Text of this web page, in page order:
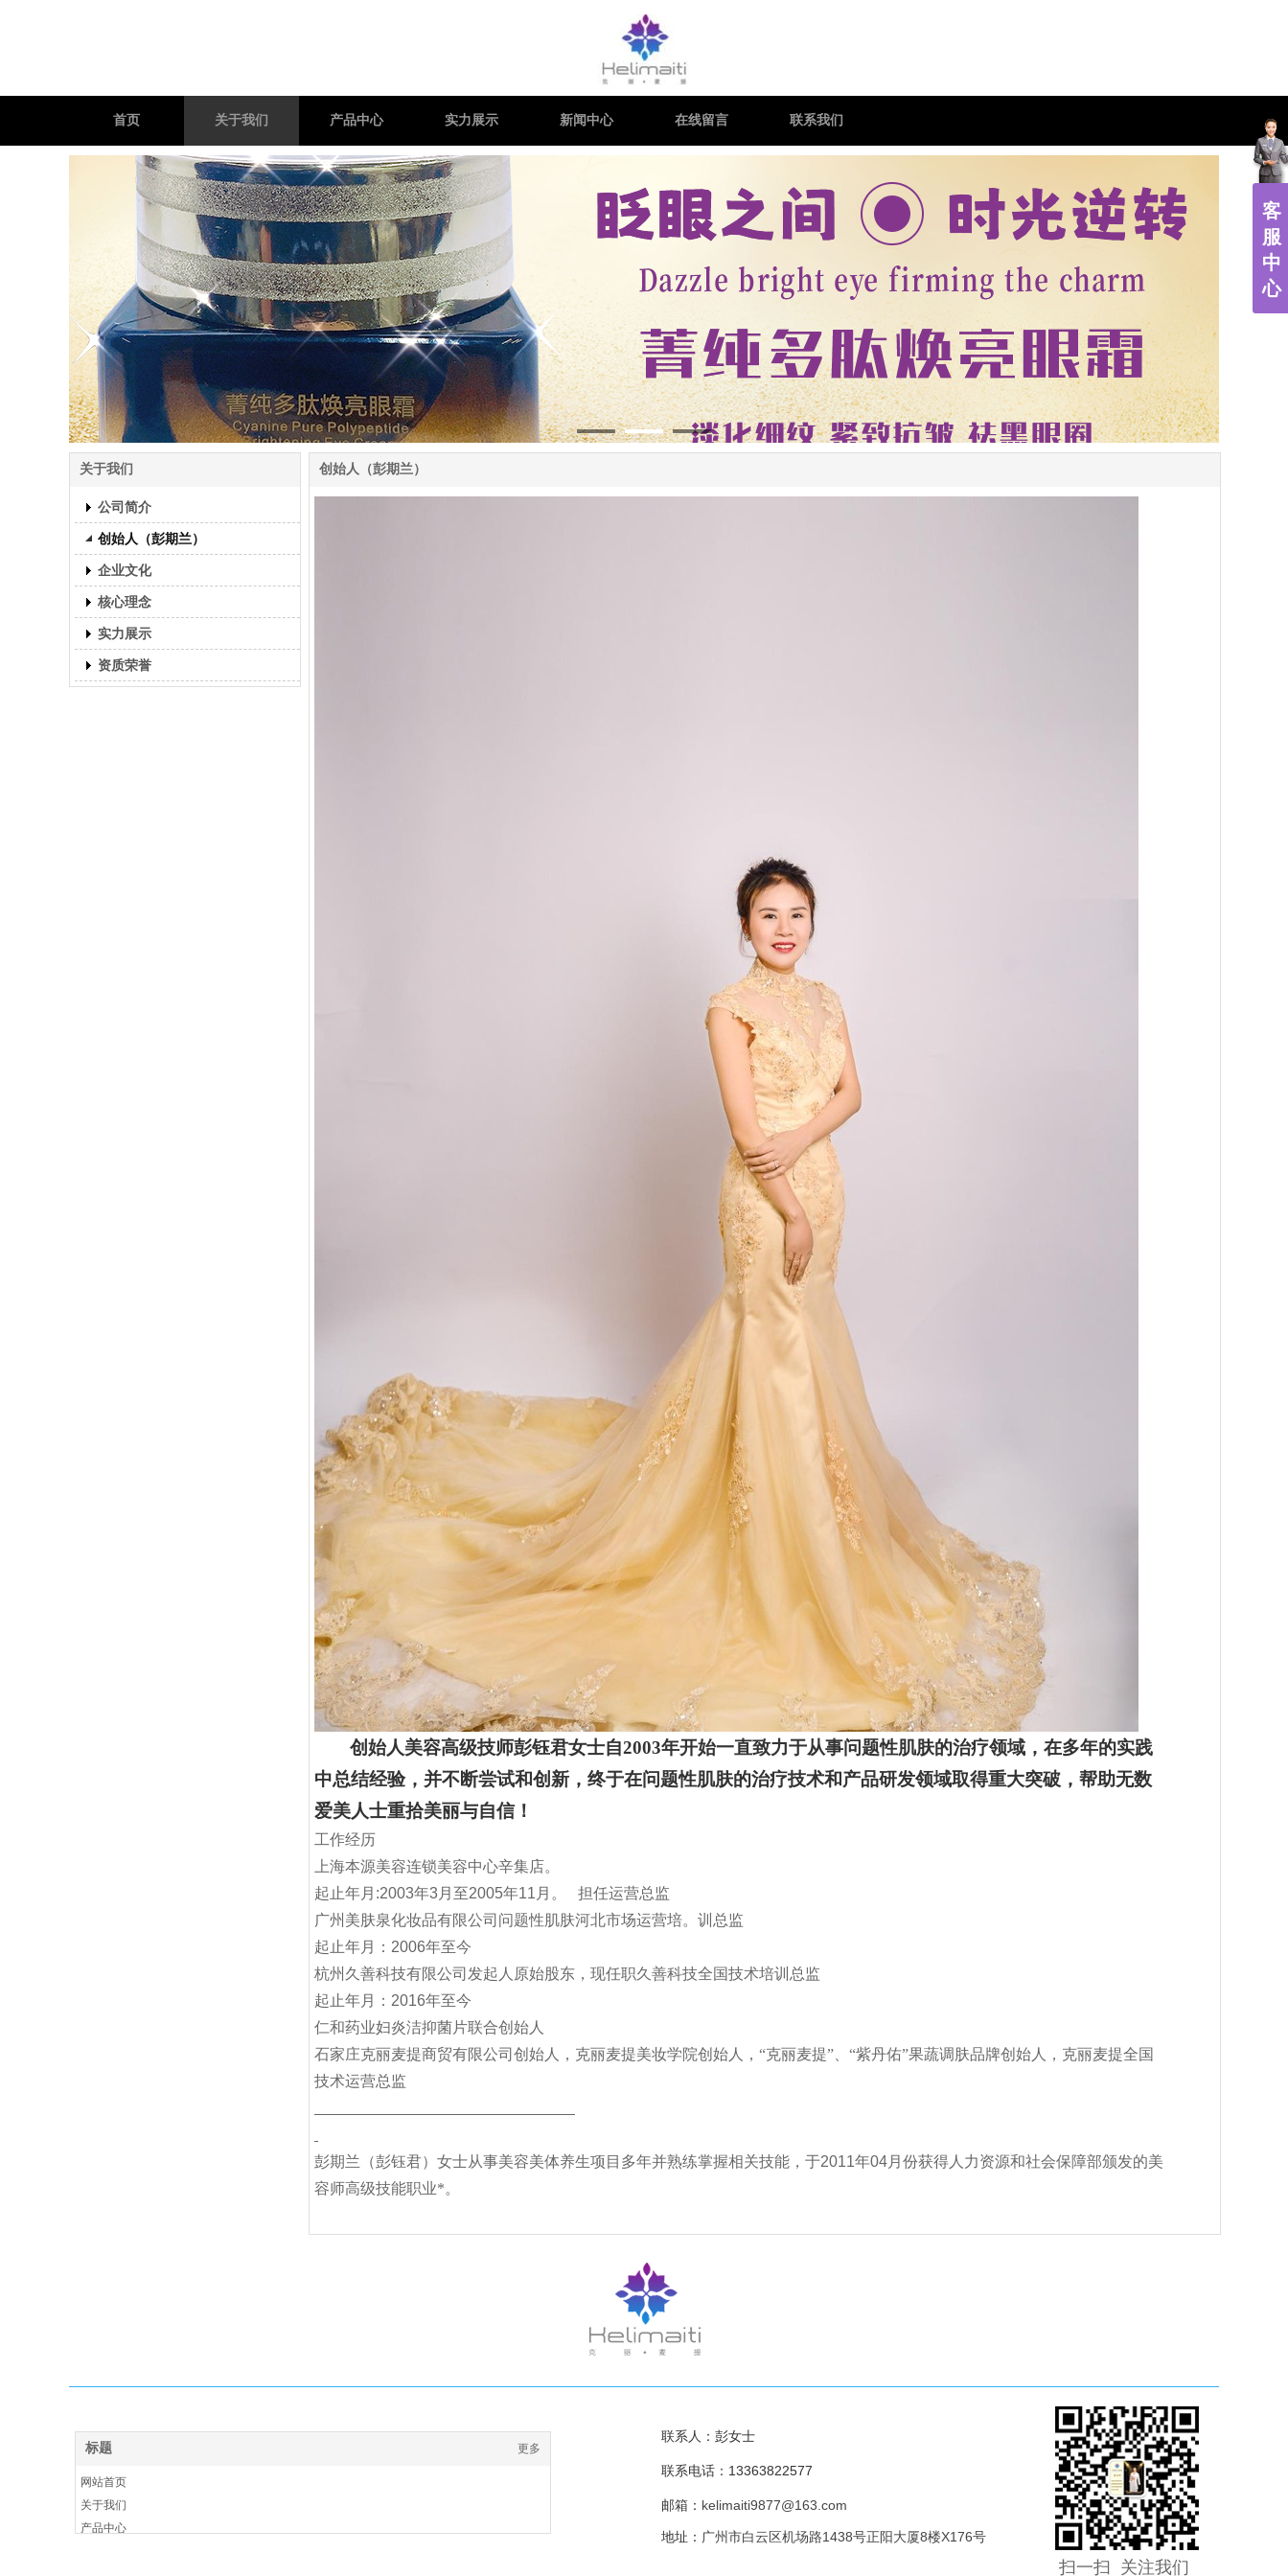
首页 关于我们 产品中心 实力展示 新闻中心 在线留言 联系我们
关于我们
公司简介
创始人（彭期兰）
企业文化
核心理念
实力展示
资质荣誉
创始人（彭期兰）
创始人美容高级技师彭钰君女士自2003年开始一直致力于从事问题性肌肤的治疗领域，在多年的实践
中总结经验，并不断尝试和创新，终于在问题性肌肤的治疗技术和产品研发领域取得重大突破，帮助无数
爱美人士重拾美丽与自信！
工作经历
上海本源美容连锁美容中心辛集店。
起止年月 :2003年3月至2005年11 月。
担任运营总监
广州美肤泉化妆品有限公司问题性肌肤河北市场运营培。训总监
起止年月： 2006年至今
杭州久善科技有限公司发起人原始股东，现任职久善科技全国技术培训总监
起止年月： 2016年至今
仁和药业妇炎洁抑菌片联合创始人
石家庄克丽麦提商贸有限公司创始人，克丽麦提美妆学院创始人，“克丽麦提”、“紫丹佑”果蔬调肤品牌创始人，克丽麦提全国
技术运营总监
彭期兰（彭钰君）女士从事美容美体养生项目多年并熟练掌握相关技能，于2011年04月份获得人力资源和社会保障部颁发的美
容师高级技能职业*。
标题 更多
网站首页
关于我们
产品中心
联系人：彭女士
联系电话：13363822577
邮箱： kelimaiti9877@163.com
地址： 广州市白云区机场路1438号正阳大厦8楼X176号
扫一扫 关注我们
客
服
中
心